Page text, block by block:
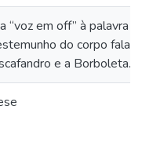
“voz em off” à palavra
do corpo
e a Borboleta.